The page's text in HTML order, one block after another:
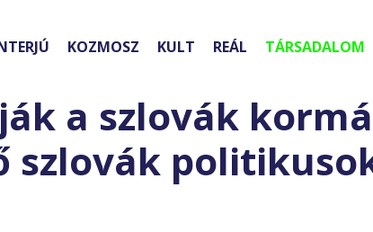
KOZMOSZ KULT REÁL TÁRSADALOM
a szlovák
szlovák